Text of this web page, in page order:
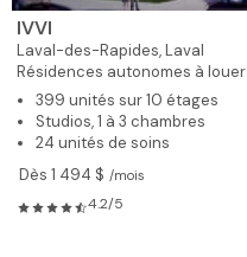
IVVI
Laval-des-Rapides,Laval
Résidences autonomes à louer
399 unités sur 10 étages
Studios, 1 à 3 chambres
24 unités de soins
Dès 1 494 $ /mois
4.2/5